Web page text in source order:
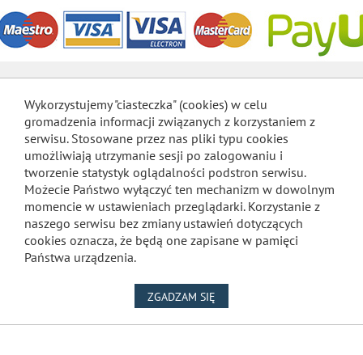
Wykorzystujemy "ciasteczka" (cookies) w celu
gromadzenia informacji związanych z korzystaniem z
serwisu. Stosowane przez nas pliki typu cookies
umożliwiają utrzymanie sesji po zalogowaniu i
tworzenie statystyk oglądalności podstron serwisu.
Możecie Państwo wyłączyć ten mechanizm w dowolnym
momencie w ustawieniach przeglądarki. Korzystanie z
naszego serwisu bez zmiany ustawień dotyczących
cookies oznacza, że będą one zapisane w pamięci
Państwa urządzenia.
ZGADZAM SIĘ